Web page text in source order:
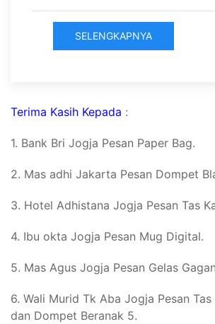
SELENGKAPNYA
Terima Kasih Kepada :
1. Bank Bri Jogja Pesan Paper Bag.
2. Mas adhi Jakarta Pesan Dompet
3. Hotel Adhistana Jogja Pesan Tas
4. Ibu okta Jogja Pesan Mug Digital.
5. Mas Agus Jogja Pesan Gelas
6. Wali Murid Tk Aba Jogja Pesan
dan Dompet Beranak 5.